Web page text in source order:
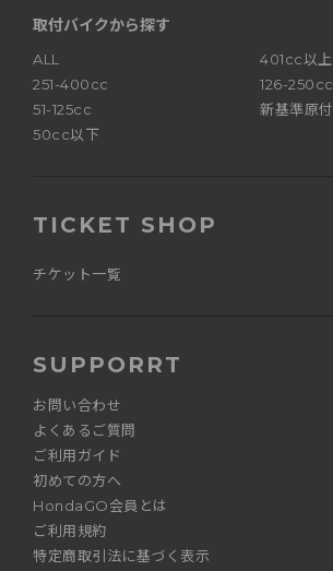
取付バイクから探す
ALL
401cc以上
251-400cc
126-250cc
51-125cc
新基準原付
50cc以下
TICKET SHOP
チケット一覧
SUPPORRT
お問い合わせ
よくあるご質問
ご利用ガイド
初めての方へ
HondaGO会員とは
ご利用規約
特定商取引法に基づく表示